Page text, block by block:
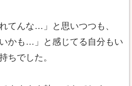
てんな…」と思いつつも、
かも…」と感じてる自分もい
ちでした。